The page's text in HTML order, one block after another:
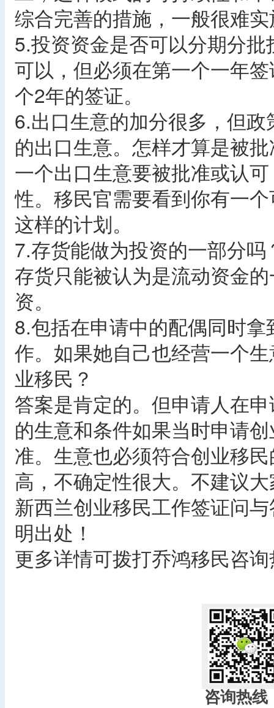
综合完善的措施，一般很难
5.投资资金是否可以分期分批
可以，但必须在第一个一年
个2年的签证。
6.出口生意的加分很多，但
的出口生意。怎样才算是被
一个出口生意要被批准或认
性。移民官需要看到你有一
这样的计划。
7.存货能做为投资的一部分吗
存货只能被认为是流动资金
资。
8.包括在申请中的配偶同时
作。如果她自己也经营一个
业移民？
答案是肯定的。但申请人在
的生意和条件如果当时申请
准。生意也必须符合创业移
高，不确定性很大。不建议
新西兰创业移民工作签证问
明出处！
更多详情可拨打乔鸿移民咨
咨询热线